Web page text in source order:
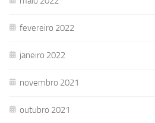
fevereiro 2022
janeiro 2022
novembro 2021
outubro 2021